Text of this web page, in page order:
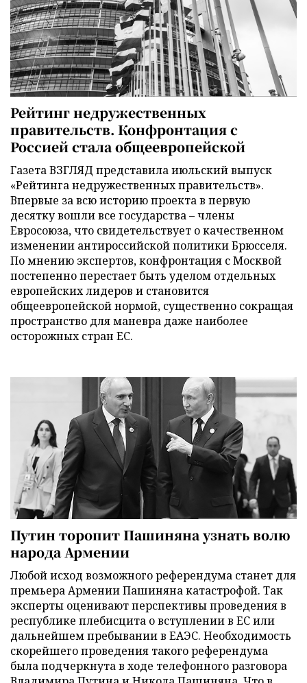
Рейтинг недружественных
правительств. Конфронтация с
Россией стала общеевропейской
Газета ВЗГЛЯД представила июльский выпуск
«Рейтинга недружественных правительств».
Впервые за всю историю проекта в первую
десятку вошли все государства – члены
Евросоюза, что свидетельствует о качественном
изменении антироссийской политики Брюсселя.
По мнению экспертов, конфронтация с Москвой
постепенно перестает быть уделом отдельных
европейских лидеров и становится
общеевропейской нормой, существенно сокращая
пространство для маневра даже наиболее
осторожных стран ЕС.
Путин торопит Пашиняна узнать волю
народа Армении
Любой исход возможного референдума станет для
премьера Армении Пашиняна катастрофой. Так
эксперты оценивают перспективы проведения в
республике плебисцита о вступлении в ЕС или
дальнейшем пребывании в ЕАЭС. Необходимость
скорейшего проведения такого референдума
была подчеркнута в ходе телефонного разговора